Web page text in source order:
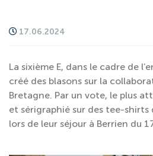
17.06.2024
La sixième E, dans le cadre de
créé des blasons sur la
Bretagne. Par un vote, le plus
et sérigraphié sur des tee-
lors de leur séjour à Berrien du